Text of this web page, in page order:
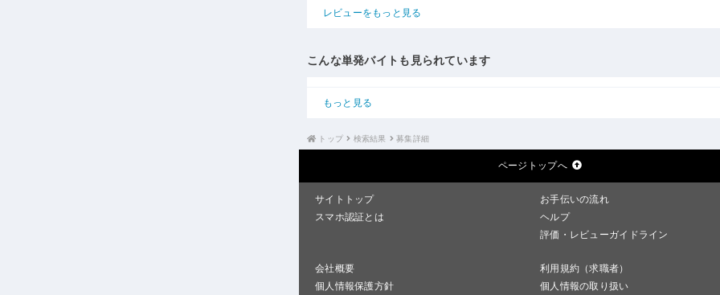
レビューをもっと見る
こんな単発バイトも見られています
もっと見る
トップ 検索結果 募集詳細
ページトップへ
サイトトップ
お手伝いの流れ
スマホ認証とは
ヘルプ
評価・レビューガイドライン
会社概要
利用規約（求職者）
個人情報保護方針
個人情報の取り扱い